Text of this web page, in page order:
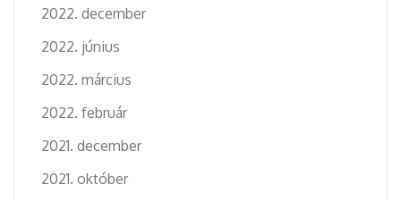
2022. december
2022. június
2022. március
2022. február
2021. december
2021. október